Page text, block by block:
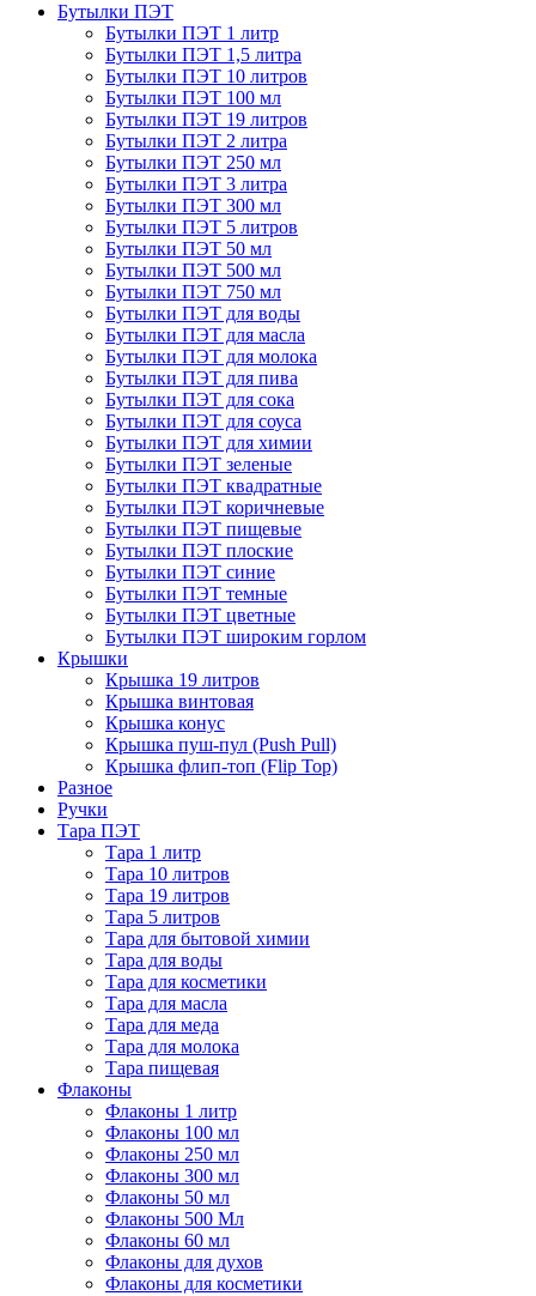
Бутылки ПЭТ
Бутылки ПЭТ 1 литр
Бутылки ПЭТ 1,5 литра
Бутылки ПЭТ 10 литров
Бутылки ПЭТ 100 мл
Бутылки ПЭТ 19 литров
Бутылки ПЭТ 2 литра
Бутылки ПЭТ 250 мл
Бутылки ПЭТ 3 литра
Бутылки ПЭТ 300 мл
Бутылки ПЭТ 5 литров
Бутылки ПЭТ 50 мл
Бутылки ПЭТ 500 мл
Бутылки ПЭТ 750 мл
Бутылки ПЭТ для воды
Бутылки ПЭТ для масла
Бутылки ПЭТ для молока
Бутылки ПЭТ для пива
Бутылки ПЭТ для сока
Бутылки ПЭТ для соуса
Бутылки ПЭТ для химии
Бутылки ПЭТ зеленые
Бутылки ПЭТ квадратные
Бутылки ПЭТ коричневые
Бутылки ПЭТ пищевые
Бутылки ПЭТ плоские
Бутылки ПЭТ синие
Бутылки ПЭТ темные
Бутылки ПЭТ цветные
Бутылки ПЭТ широким горлом
Крышки
Крышка 19 литров
Крышка винтовая
Крышка конус
Крышка пуш-пул (Push Pull)
Крышка флип-топ (Flip Top)
Разное
Ручки
Тара ПЭТ
Тара 1 литр
Тара 10 литров
Тара 19 литров
Тара 5 литров
Тара для бытовой химии
Тара для воды
Тара для косметики
Тара для масла
Тара для меда
Тара для молока
Тара пищевая
Флаконы
Флаконы 1 литр
Флаконы 100 мл
Флаконы 250 мл
Флаконы 300 мл
Флаконы 50 мл
Флаконы 500 Мл
Флаконы 60 мл
Флаконы для духов
Флаконы для косметики